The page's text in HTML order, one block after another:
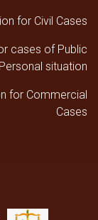
for Civil Cases
cases of Public
situation
for Commercial
Cases